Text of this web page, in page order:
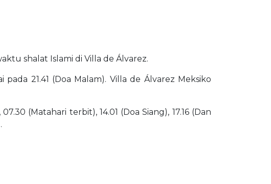
shalat Islami di Villa de Álvarez.
21.41 (Doa Malam). Villa de Álvarez Meksiko
(Matahari terbit), 14.01 (Doa Siang), 17.16 (Dan